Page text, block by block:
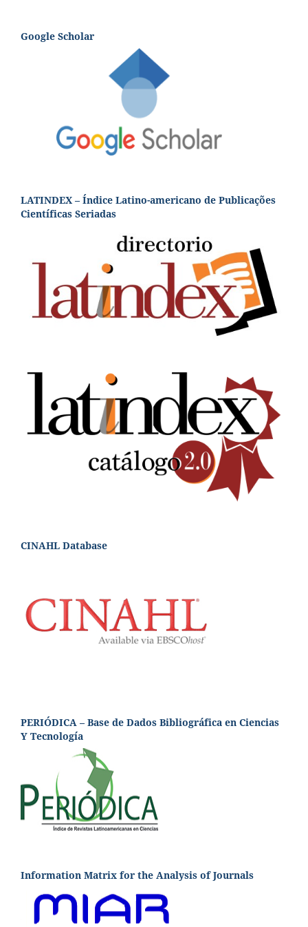
Google Scholar
LATINDEX – Índice Latino-americano de Publicações
Científicas Seriadas
CINAHL Database
PERIÓDICA – Base de Dados Bibliográfica en Ciencias
Y Tecnología
Information Matrix for the Analysis of Journals